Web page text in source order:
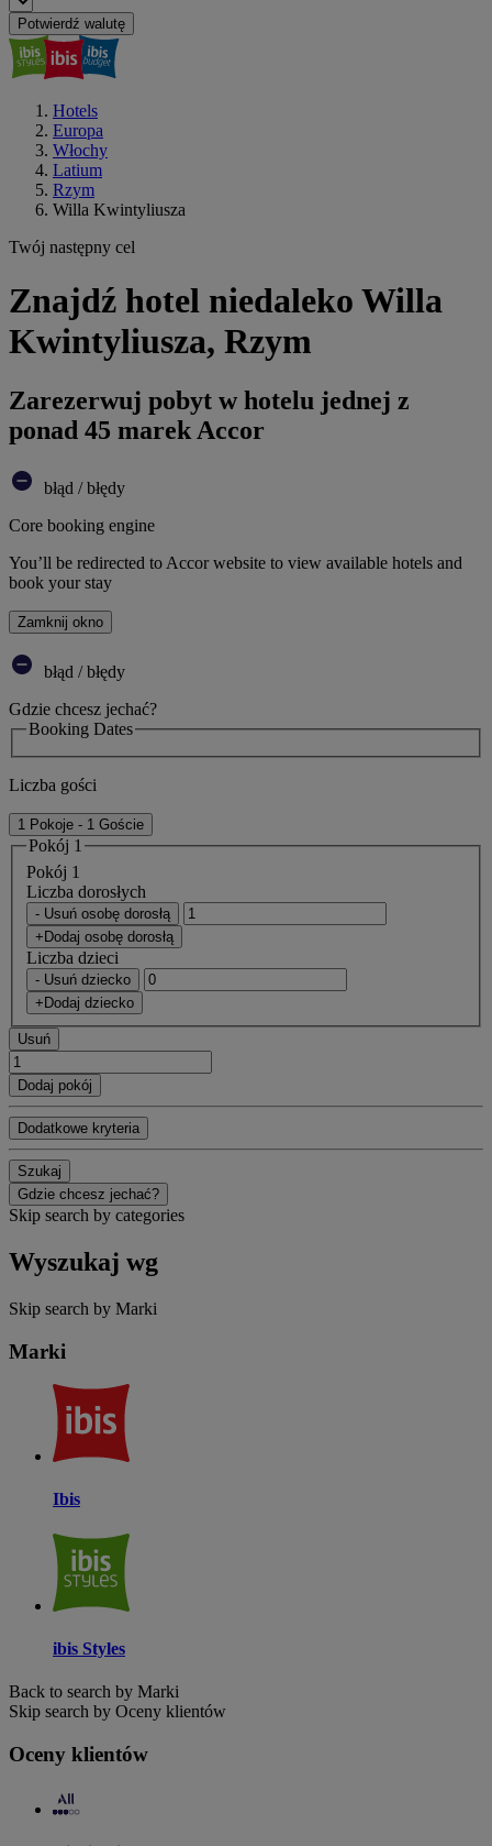
Potwierdź walutę
Hotels
Europa
Włochy
Latium
Rzym
Willa Kwintyliusza
Twój następny cel
Znajdź hotel niedaleko Willa
Kwintyliusza, Rzym
Zarezerwuj pobyt w hotelu jednej z
ponad 45 marek Accor
błąd / błędy
Core booking engine
You’ll be redirected to Accor website to view available hotels and
book your stay
Zamknij okno
błąd / błędy
Gdzie chcesz jechać?
Booking Dates
Liczba gości
1 Pokoje - 1 Goście
Pokój 1
Pokój 1
Liczba dorosłych
- Usuń osobę dorosłą
+Dodaj osobę dorosłą
Liczba dzieci
- Usuń dziecko
+Dodaj dziecko
Usuń
Dodaj pokój
Dodatkowe kryteria
Szukaj
Gdzie chcesz jechać?
Skip search by categories
Wyszukaj wg
Skip search by Marki
Marki
Ibis
ibis Styles
Back to search by Marki
Skip search by Oceny klientów
Oceny klientów